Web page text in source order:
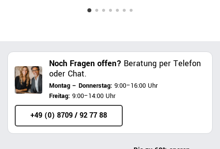
Noch Fragen offen? Beratung per Telefon
oder Chat.
Montag – Donnerstag: 9:00–16:00 Uhr
Freitag: 9:00–14:00 Uhr
+49 (0) 8709 / 92 77 88